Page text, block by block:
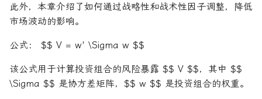
此外，本章介绍了如何通过战略性和战术性因子调整，降低
市场波动的影响。
公式： $$ V = w' \Sigma w $$
该公式用于计算投资组合的风险暴露 $$ V $$，其中 $$
\Sigma $$ 是协方差矩阵，$$ w $$ 是投资组合的权重。